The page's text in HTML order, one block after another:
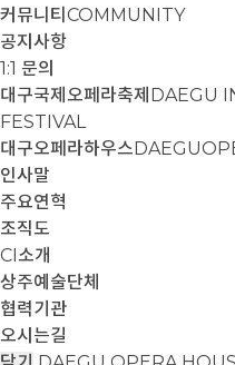
커뮤니티 COMMUNITY
공지사항
1:1 문의
대구국제오페라축제 DAEGU
FESTIVAL
대구오페라하우스
인사말
주요연혁
조직도
CI소개
상주예술단체
협력기관
오시는길